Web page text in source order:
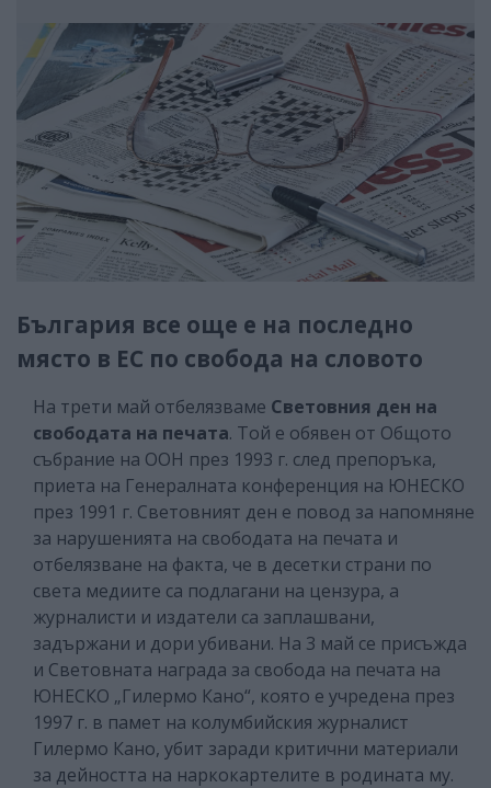
България все още е на последно
място в ЕС по свобода на словото
На трети май отбелязваме Световния ден на
свободата на печата. Той е обявен от Общото
събрание на ООН през 1993 г. след препоръка,
приета на Генералната конференция на ЮНЕСКО
през 1991 г. Световният ден е повод за напомняне
за нарушенията на свободата на печата и
отбелязване на факта, че в десетки страни по
света медиите са подлагани на цензура, а
журналисти и издатели са заплашвани,
задържани и дори убивани. На 3 май се присъжда
и Световната награда за свобода на печата на
ЮНЕСКО „Гилермо Кано“, която е учредена през
1997 г. в памет на колумбийския журналист
Гилермо Кано, убит заради критични материали
за дейността на наркокартелите в родината му.